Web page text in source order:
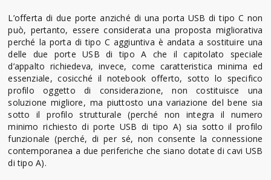
L’offerta di due porte anziché di una porta USB di tipo C non
può, pertanto, essere considerata una proposta migliorativa
perché la porta di tipo C aggiuntiva è andata a sostituire una
delle due porte USB di tipo A che il capitolato speciale
d’appalto richiedeva, invece, come caratteristica minima ed
essenziale, cosicché il notebook offerto, sotto lo specifico
profilo oggetto di considerazione, non costituisce una
soluzione migliore, ma piuttosto una variazione del bene sia
sotto il profilo strutturale (perché non integra il numero
minimo richiesto di porte USB di tipo A) sia sotto il profilo
funzionale (perché, di per sé, non consente la connessione
contemporanea a due periferiche che siano dotate di cavi USB
di tipo A).